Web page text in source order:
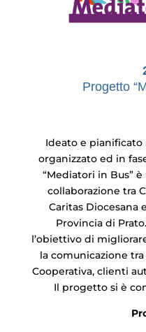
Progetto
Ideato e pianificato
organizzato ed in
“Mediatori in Bus”
collaborazione tra
Caritas Diocesana
Provincia di
l’obiettivo di
la comunicazione
Cooperativa, clienti
Il progetto si è